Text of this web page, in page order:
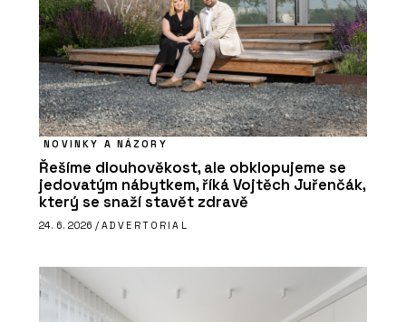
NOVINKY A NÁZORY
Řešíme dlouhověkost, ale obklopujeme se
jedovatým nábytkem, říká Vojtěch Juřenčák,
který se snaží stavět zdravě
24. 6. 2026 / ADVERTORIAL